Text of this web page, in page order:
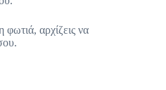
αρχίζεις να